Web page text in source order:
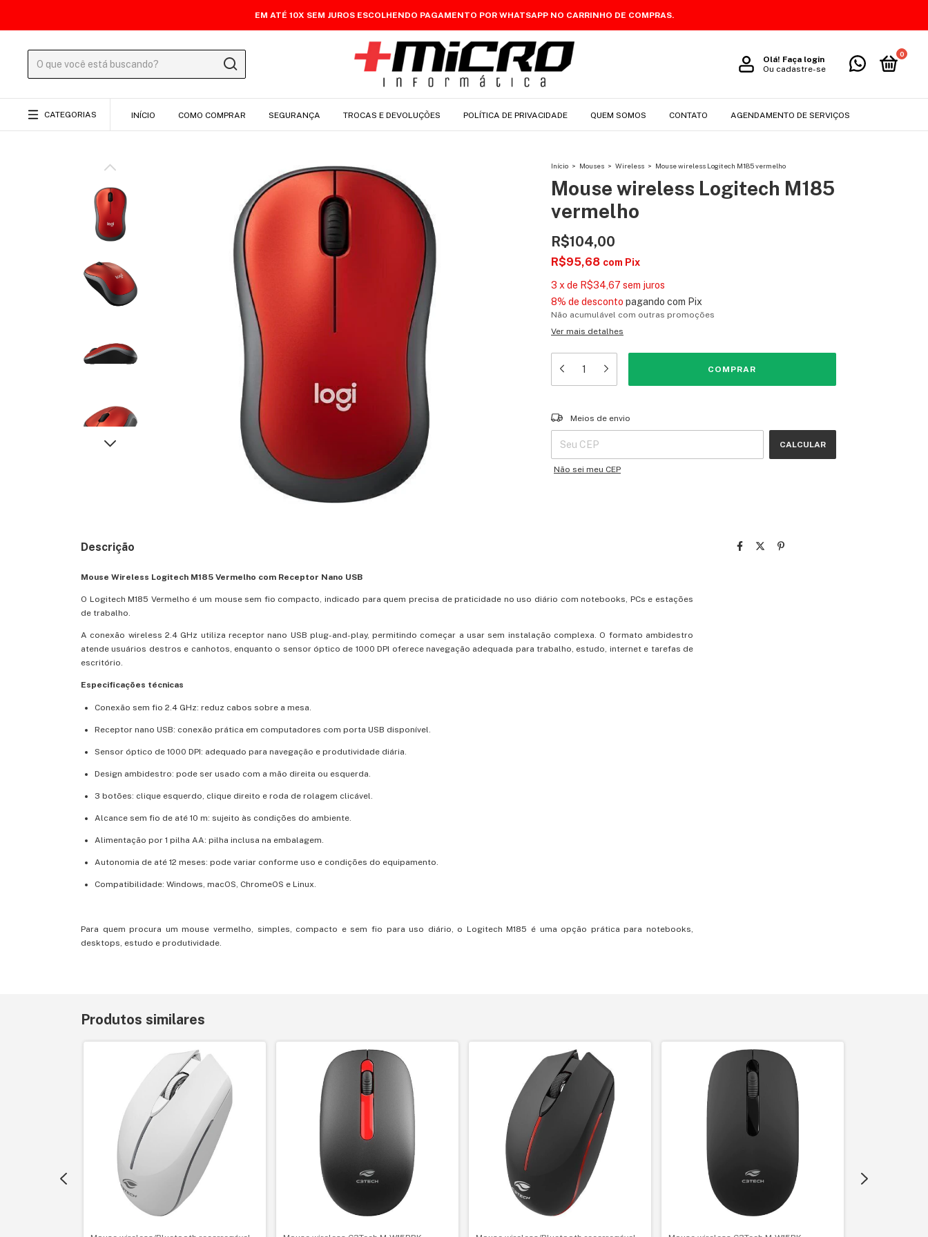
EM ATÉ 10X SEM JUROS ESCOLHENDO PAGAMENTO POR WHATSAPP NO CARRINHO DE COMPRAS.
Olá! Faça login
Ou cadastre-se
0
CATEGORIAS INÍCIO COMO COMPRAR SEGURANÇA TROCAS E DEVOLUÇÕES POLÍTICA DE PRIVACIDADE QUEM SOMOS CONTATO AGENDAMENTO DE SERVIÇOS
Início > Mouses > Wireless > Mouse wireless Logitech M185 vermelho
Mouse wireless Logitech M185
vermelho
R$104,00
R$95,68 com Pix
3 x de R$34,67 sem juros
8% de desconto pagando com Pix
Não acumulável com outras promoções
Ver mais detalhes
Entregas para o CEP:
Meios de envio
CALCULAR
Não sei meu CEP
Descrição
Mouse Wireless Logitech M185 Vermelho com Receptor Nano USB
O Logitech M185 Vermelho é um mouse sem fio compacto, indicado para quem precisa de praticidade no uso diário com notebooks, PCs e estações
de trabalho.
A conexão wireless 2.4 GHz utiliza receptor nano USB plug-and-play, permitindo começar a usar sem instalação complexa. O formato ambidestro
atende usuários destros e canhotos, enquanto o sensor óptico de 1000 DPI oferece navegação adequada para trabalho, estudo, internet e tarefas de
escritório.
Especificações técnicas
Conexão sem fio 2.4 GHz: reduz cabos sobre a mesa.
Receptor nano USB: conexão prática em computadores com porta USB disponível.
Sensor óptico de 1000 DPI: adequado para navegação e produtividade diária.
Design ambidestro: pode ser usado com a mão direita ou esquerda.
3 botões: clique esquerdo, clique direito e roda de rolagem clicável.
Alcance sem fio de até 10 m: sujeito às condições do ambiente.
Alimentação por 1 pilha AA: pilha inclusa na embalagem.
Autonomia de até 12 meses: pode variar conforme uso e condições do equipamento.
Compatibilidade: Windows, macOS, ChromeOS e Linux.
Para quem procura um mouse vermelho, simples, compacto e sem fio para uso diário, o Logitech M185 é uma opção prática para notebooks,
desktops, estudo e produtividade.
Produtos similares